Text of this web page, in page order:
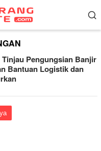
Pengungsian Banjir
Bantuan Logistik dan